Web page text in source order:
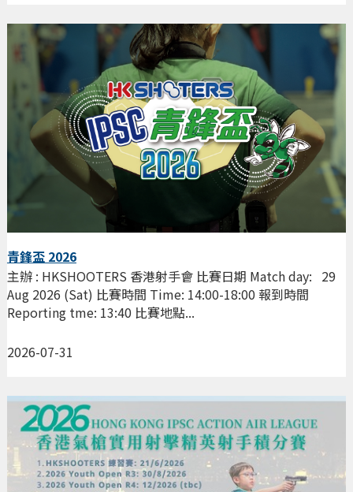
青鋒盃 2026
2026-07-31
主辦 : HKSHOOTERS 香港射手會 比賽日期 Match day: 29
Aug 2026 (Sat) 比賽時間 Time: 14:00-18:00 報到時間
Reporting tme: 13:40 比賽地點...